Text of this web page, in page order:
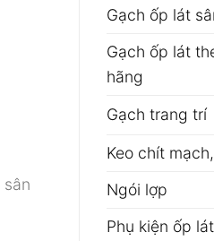
Gạch ốp lát
Gạch ốp lát
hãng
Gạch trang trí
Keo chít
Ngói lợp
Phụ kiện ốp lát